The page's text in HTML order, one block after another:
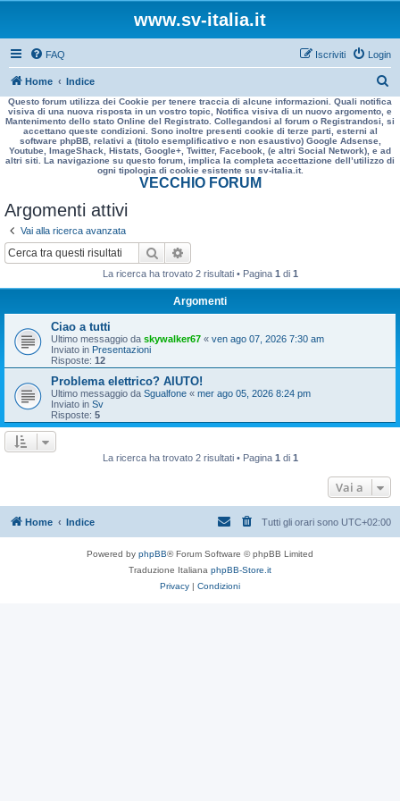
www.sv-italia.it
FAQ Login
Iscriviti
Home Indice
e
r
a
Questo forum utilizza dei Cookie per tenere traccia di alcune informazioni. Quali notifica
visiva di una nuova risposta in un vostro topic, Notifica visiva di un nuovo argomento, e
Mantenimento dello stato Online del Registrato. Collegandosi al forum o Registrandosi, si
accettano queste condizioni. Sono inoltre presenti cookie di terze parti, esterni al
software phpBB, relativi a (titolo esemplificativo e non esaustivo) Google Adsense,
Youtube, ImageShack, Histats, Google+, Twitter, Facebook, (e altri Social Network), e ad
altri siti. La navigazione su questo forum, implica la completa accettazione dell’utilizzo di
ogni tipologia di cookie esistente su sv-italia.it.
VECCHIO FORUM
Argomenti attivi
Vai alla ricerca avanzata
Cerca
La ricerca ha trovato 2 risultati • Pagina 1 di 1
Argomenti
Ciao a tutti
Ultimo messaggio da skywalker67 « ven ago 07, 2026 7:30 am
Inviato in Presentazioni
Risposte: 12
Problema elettrico? AIUTO!
Ultimo messaggio da Sgualfone « mer ago 05, 2026 8:24 pm
Inviato in Sv
Risposte: 5
La ricerca ha trovato 2 risultati • Pagina 1 di 1
Vai a
Home Indice Tutti gli orari sono UTC+02:00
Powered by phpBB® Forum Software © phpBB Limited
Traduzione Italiana phpBB-Store.it
Privacy | Condizioni